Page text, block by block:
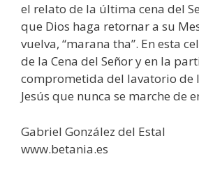
el relato de la última cena del
que Dios haga retornar a su
vuelva, “marana tha”. En esta
de la Cena del Señor y en la
comprometida del lavatorio de
Jesús que nunca se marche de
Gabriel González del Estal
www.betania.es